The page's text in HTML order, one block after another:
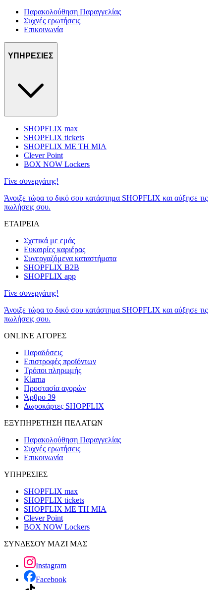
Παρακολούθηση Παραγγελίας
Συχνές ερωτήσεις
Επικοινωνία
ΥΠΗΡΕΣΙΕΣ
SHOPFLIX max
SHOPFLIX tickets
SHOPFLIX ΜΕ ΤΗ ΜΙΑ
Clever Point
BOX NOW Lockers
Γίνε συνεργάτης!
Άνοιξε τώρα το δικό σου κατάστημα SHOPFLIX και αύξησε τις
πωλήσεις σου.
ΕΤΑΙΡΕΙΑ
Σχετικά με εμάς
Ευκαιρίες καριέρας
Συνεργαζόμενα καταστήματα
SHOPFLIX B2B
SHOPFLIX app
Γίνε συνεργάτης!
Άνοιξε τώρα το δικό σου κατάστημα SHOPFLIX και αύξησε τις
πωλήσεις σου.
ONLINE ΑΓΟΡΕΣ
Παραδόσεις
Επιστροφές προϊόντων
Τρόποι πληρωμής
Klarna
Προστασία αγορών
Άρθρο 39
Δωροκάρτες SHOPFLIX
ΕΞΥΠΗΡΕΤΗΣΗ ΠΕΛΑΤΩΝ
Παρακολούθηση Παραγγελίας
Συχνές ερωτήσεις
Επικοινωνία
ΥΠΗΡΕΣΙΕΣ
SHOPFLIX max
SHOPFLIX tickets
SHOPFLIX ΜΕ ΤΗ ΜΙΑ
Clever Point
BOX NOW Lockers
ΣΥΝΔΕΣΟΥ ΜΑΖΙ ΜΑΣ
Instagram
Facebook